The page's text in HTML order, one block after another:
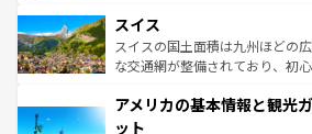
を参照してほしい。
は、お酒好きな人にはぜひ体験してほしい
ドイツ情報はコンテンツ一覧を
リアごとに異なる魅力がある。
ティー、ビール好きにはたまら
戦など、本場だからこそできる
ンツ一覧を参照してほしい。
スイス
スイスの国土面積は九州ほどの
な交通網が整備されており、初
の建物がそのまま残る町や、ス
博物館もあり、アルプス観光だ
アメリカの基本情報と観光
ット